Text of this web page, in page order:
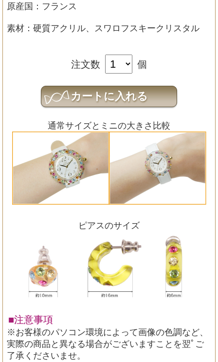
原産国：フランス
素材：硬質アクリル、スワロフスキークリスタル
注文数 個
通常サイズとミニの大きさ比較
ピアスのサイズ
■注意事項
※お客様のパソコン環境によって画像の色調など、
実際の商品と異なる場合がございますことを翌ﾟご
了承くださいませ。